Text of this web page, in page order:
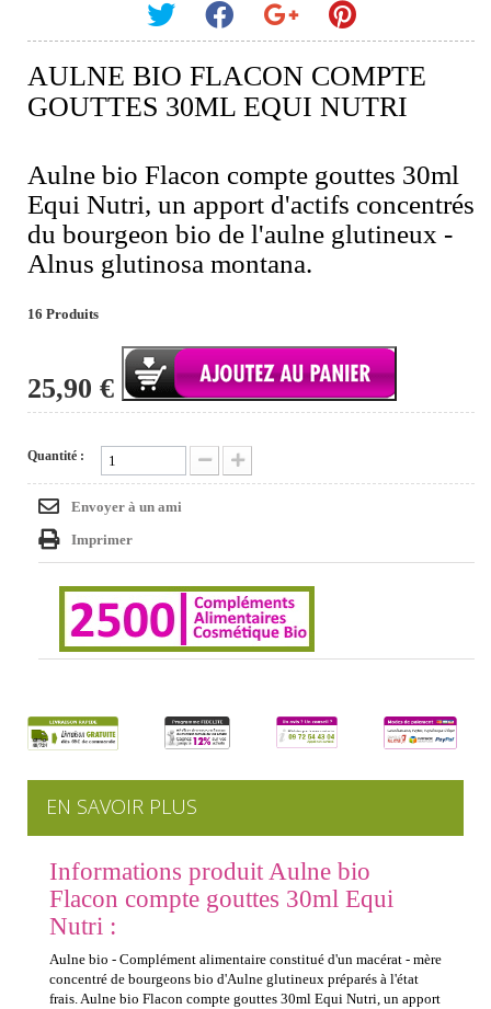
AULNE BIO FLACON COMPTE
GOUTTES 30ML EQUI NUTRI
Aulne bio Flacon compte gouttes 30ml
Equi Nutri, un apport d'actifs concentrés
du bourgeon bio de l'aulne glutineux -
Alnus glutinosa montana.
16 Produits
25,90 €
Quantité :
Envoyer à un ami
Imprimer
EN SAVOIR PLUS
Informations produit Aulne bio
Flacon compte gouttes 30ml Equi
Nutri :
Aulne bio - Complément alimentaire constitué d'un macérat - mère
concentré de bourgeons bio d'Aulne glutineux préparés à l'état
frais. Aulne bio Flacon compte gouttes 30ml Equi Nutri, un apport